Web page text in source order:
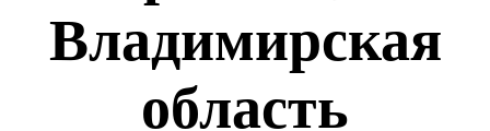
Владимирская
область